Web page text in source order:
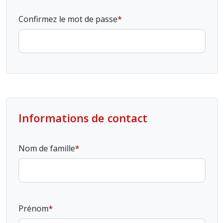
Confirmez le mot de passe
Informations de contact
Nom de famille
Prénom